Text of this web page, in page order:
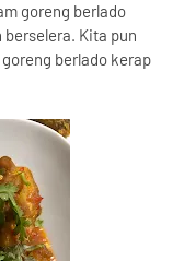
goreng berlado
Kita pun
berlado kerap